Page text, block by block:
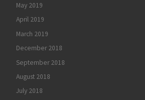
May 2019
April 2019
March 2019
December 2018
September 2018
August 2018
July 2018